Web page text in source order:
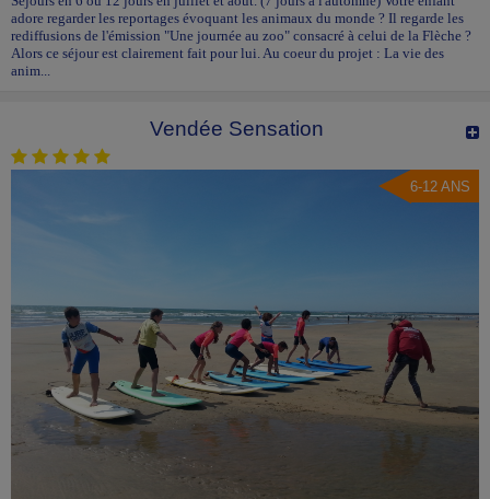
adore regarder les reportages évoquant les animaux du monde ? Il regarde les
rediffusions de l'émission "Une journée au zoo" consacré à celui de la Flèche ?
Alors ce séjour est clairement fait pour lui. Au coeur du projet : La vie des
anim...
Vendée Sensation
6-12 ANS